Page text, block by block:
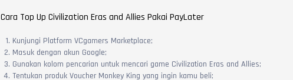
Cara Top Up Civilization Eras and Allies Pakai PayLater
Kunjungi Platform VCgamers Marketplace;
Masuk dengan akun Google;
Gunakan kolom pencarian untuk mencari game Civilization Eras and Allies;
Tentukan produk Voucher Monkey King yang ingin kamu beli;